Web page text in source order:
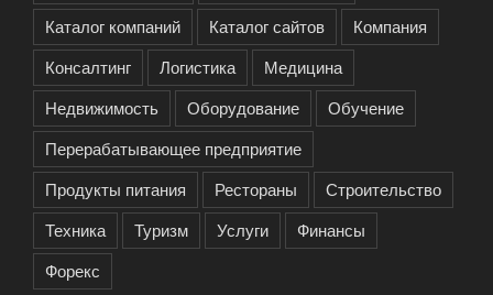
Каталог компаний
Каталог сайтов
Компания
Консалтинг
Логистика
Медицина
Недвижимость
Оборудование
Обучение
Перерабатывающее предприятие
Продукты питания
Рестораны
Строительство
Техника
Туризм Услуги
Финансы
Форекс